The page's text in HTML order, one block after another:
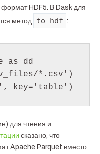
HDF5. В Dask для
метод
to_hdf :
as dd
*.csv')
key='table')
для чтения и
сказано, что
Apache Parquet вместо